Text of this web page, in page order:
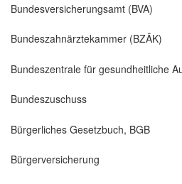
Bundesversicherungsamt (BVA)
Bundeszahnärztekammer (BZÄK)
Bundeszentrale für gesundheitliche
Bundeszuschuss
Bürgerliches Gesetzbuch, BGB
Bürgerversicherung